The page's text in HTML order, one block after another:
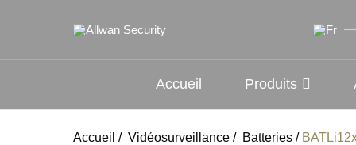
Accueil Produits
Accueil / Vidéosurveillance / Batteries /